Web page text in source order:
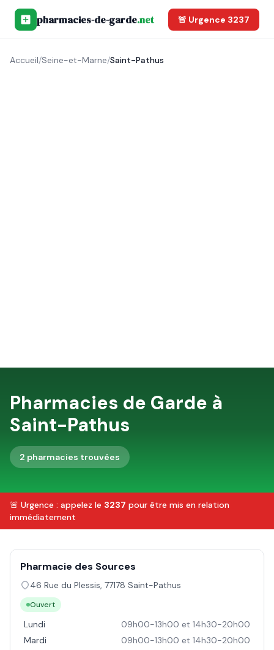
pharmacies-de-garde.net 🚨 Urgence 3237
Accueil/Seine-et-Marne/Saint-Pathus
Pharmacies de Garde à
Saint-Pathus
2 pharmacies trouvées
🚨 Urgence : appelez le 3237 pour être mis en relation
immédiatement
Pharmacie des Sources
46 Rue du Plessis, 77178 Saint-Pathus
Ouvert
Lundi
09h00-13h00 et 14h30-20h00
Mardi
09h00-13h00 et 14h30-20h00